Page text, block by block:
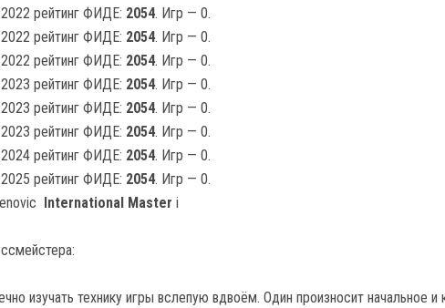
рейтинг ФИДЕ: 2054. Игр — 0.
рейтинг ФИДЕ: 2054. Игр — 0.
рейтинг ФИДЕ: 2054. Игр — 0.
рейтинг ФИДЕ: 2054. Игр — 0.
рейтинг ФИДЕ: 2054. Игр — 0.
рейтинг ФИДЕ: 2054. Игр — 0.
рейтинг ФИДЕ: 2054. Игр — 0.
рейтинг ФИДЕ: 2054. Игр — 0.
International Master i
изучать технику игры вслепую вдвоём. Один произносит начальное и